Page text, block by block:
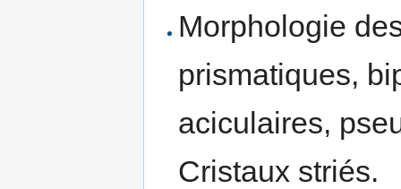
Morphologie
prismatiques,
aciculaires,
Cristaux striés.